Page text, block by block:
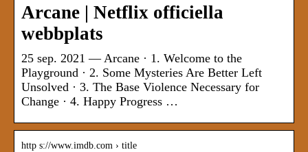
Arcane | Netflix officiella
webbplats
25 sep. 2021 — Arcane · 1. Welcome to the
Playground · 2. Some Mysteries Are Better Left
Unsolved · 3. The Base Violence Necessary for
Change · 4. Happy Progress …
http s://www.imdb.com › title